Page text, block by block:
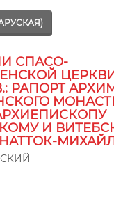
СПАСО-
РАПОРТ
И